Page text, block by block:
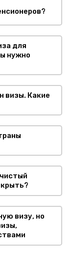
для
нужно
визы. Какие
визу, но